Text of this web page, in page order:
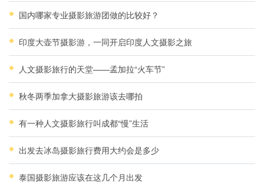
国内哪家专业摄影旅游团做的比较好？
印度大壶节摄影游，一同开启印度人文摄影之旅
人文摄影旅行的天堂——孟加拉“火车节”
秋冬两季加拿大摄影旅游该去哪拍
有一种人文摄影旅行叫成都“慢”生活
出发去冰岛摄影旅行费用大约会是多少
泰国摄影旅游应该在这几个月出发